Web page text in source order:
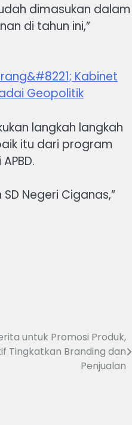
dimasukan dalam
di tahun ini,”
Kabinet
Geopolitik
langkah langkah
itu dari program
Negeri Ciganas,”
untuk Promosi Produk,
Tingkatkan Branding dan
Penjualan